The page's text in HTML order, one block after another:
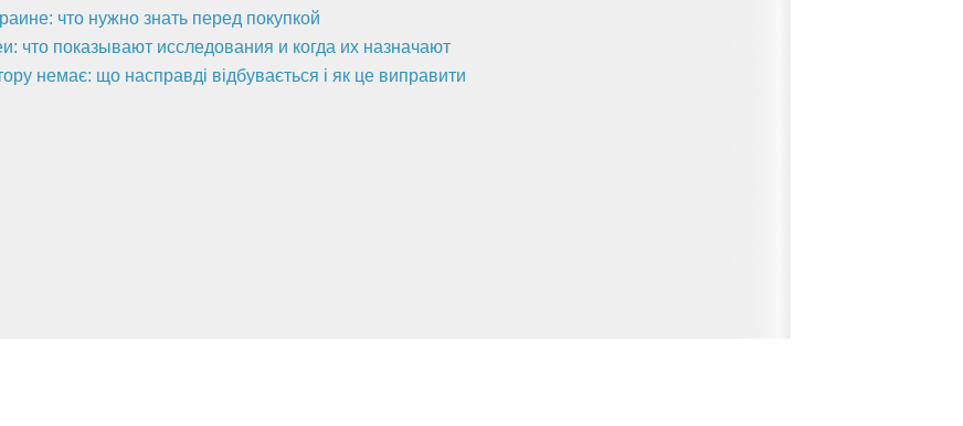
что нужно знать перед покупкой
что показывают исследования и когда их назначают
немає: що насправді відбувається і як це виправити